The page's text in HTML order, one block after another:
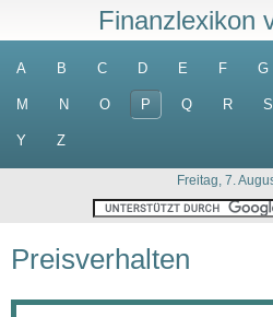
Finanzlexikon
A B C D E F G
M N O P Q R S
Y Z
Freitag, 7.
Preisverhalten